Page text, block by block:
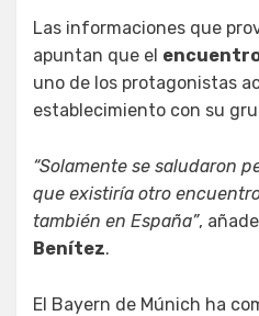
Las informaciones que
apuntan que el
uno de los protagonistas
establecimiento con su
“Solamente se saludaron
que existiría otro
también en España”, añade
Benítez.
El Bayern de Múnich ha